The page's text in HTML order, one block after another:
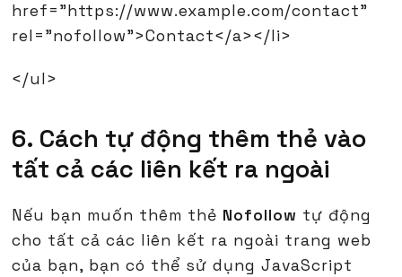
href="https://www.example.com/contact"
rel="nofollow">Contact</a></li>
</ul>
6. Cách tự động thêm thẻ vào
tất cả các liên kết ra ngoài
Nếu bạn muốn thêm thẻ Nofollow tự động
cho tất cả các liên kết ra ngoài trang web
của bạn, bạn có thể sử dụng JavaScript